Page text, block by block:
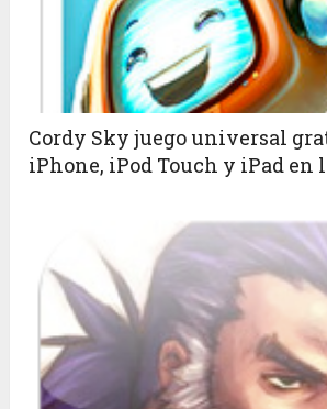
Cordy Sky juego universal
iPhone, iPod Touch y iPad en